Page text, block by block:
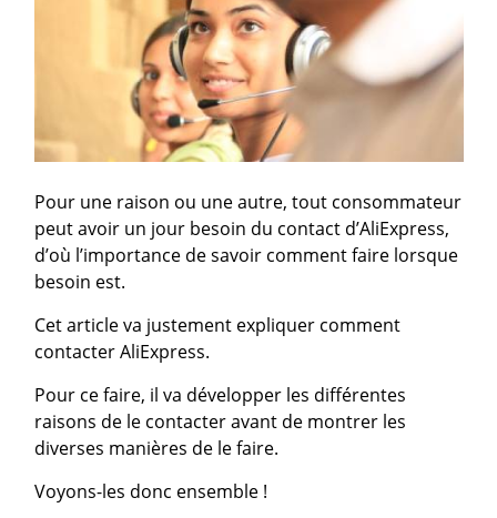
Pour une raison ou une autre, tout consommateur
peut avoir un jour besoin du contact d’AliExpress,
d’où l’importance de savoir comment faire lorsque
besoin est.
Cet article va justement expliquer comment
contacter AliExpress.
Pour ce faire, il va développer les différentes
raisons de le contacter avant de montrer les
diverses manières de le faire.
Voyons-les donc ensemble !